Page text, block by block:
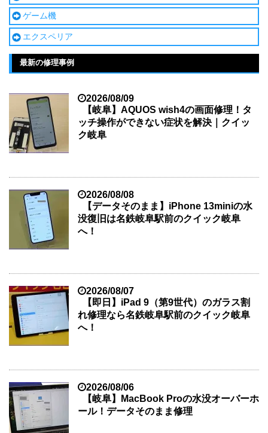
ゲーム機
エクスペリア
最新の修理事例
2026/08/09
【岐阜】AQUOS wish4の画面修理！タ
ッチ操作ができない症状を解決｜クイッ
ク岐阜
2026/08/08
【データそのまま】iPhone 13miniの水
没復旧は名鉄岐阜駅前のクイック岐阜
へ！
2026/08/07
【即日】iPad 9（第9世代）のガラス割
れ修理なら名鉄岐阜駅前のクイック岐阜
へ！
2026/08/06
【岐阜】MacBook Proの水没オーバーホ
ール！データそのまま修理